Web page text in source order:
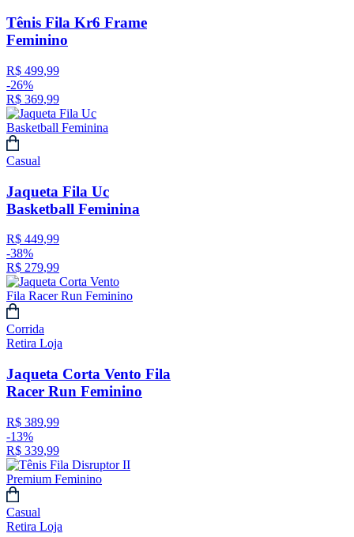
Tênis Fila Kr6 Frame
Feminino
R$ 499,99
-26%
R$ 369,99
Casual
Jaqueta Fila Uc
Basketball Feminina
R$ 449,99
-38%
R$ 279,99
Corrida
Retira Loja
Jaqueta Corta Vento Fila
Racer Run Feminino
R$ 389,99
-13%
R$ 339,99
Casual
Retira Loja